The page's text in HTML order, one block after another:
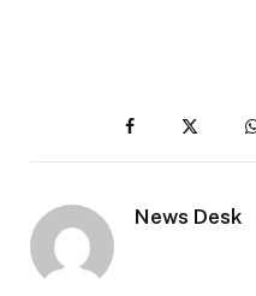
FacebookTwitter
News Desk